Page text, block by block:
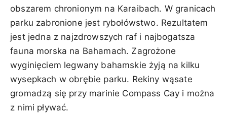
obszarem chronionym na Karaibach. W granicach
parku zabronione jest rybołówstwo. Rezultatem
jest jedna z najzdrowszych raf i najbogatsza
fauna morska na Bahamach. Zagrożone
wyginięciem legwany bahamskie żyją na kilku
wysepkach w obrębie parku. Rekiny wąsate
gromadzą się przy marinie Compass Cay i można
z nimi pływać.